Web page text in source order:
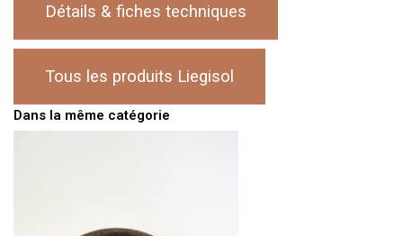
Détails & fiches techniques
Tous les produits Liegisol
Dans la même catégorie